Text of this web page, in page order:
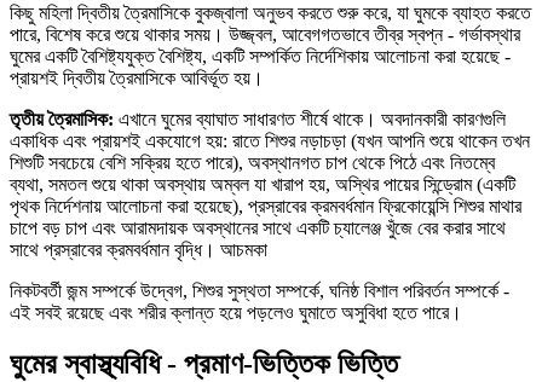
কিছু মহিলা দ্বিতীয় ত্রৈমাসিকে বুকজ্বালা অনুভব করতে শুরু করে, যা ঘুমকে ব্যাহত করতে
পারে, বিশেষ করে শুয়ে থাকার সময়। উজ্জ্বল, আবেগগতভাবে তীব্র স্বপ্ন - গর্ভাবস্থার
ঘুমের একটি বৈশিষ্ট্যযুক্ত বৈশিষ্ট্য, একটি সম্পর্কিত নির্দেশিকায় আলোচনা করা হয়েছে -
প্রায়শই দ্বিতীয় ত্রৈমাসিকে আবির্ভূত হয়।
তৃতীয় ত্রৈমাসিক: এখানে ঘুমের ব্যাঘাত সাধারণত শীর্ষে থাকে। অবদানকারী কারণগুলি
একাধিক এবং প্রায়শই একযোগে হয়: রাতে শিশুর নড়াচড়া (যখন আপনি শুয়ে থাকেন তখন
শিশুটি সবচেয়ে বেশি সক্রিয় হতে পারে), অবস্থানগত চাপ থেকে পিঠে এবং নিতম্বে
ব্যথা, সমতল শুয়ে থাকা অবস্থায় অম্বল যা খারাপ হয়, অস্থির পায়ের সিন্ড্রোম (একটি
পৃথক নির্দেশনায় আলোচনা করা হয়েছে), প্রস্রাবের ক্রমবর্ধমান ফ্রিকোয়েন্সি শিশুর মাথার
চাপে বড় চাপ এবং আরামদায়ক অবস্থানের সাথে একটি চ্যালেঞ্জ খুঁজে বের করার সাথে
সাথে প্রস্রাবের ক্রমবর্ধমান বৃদ্ধি। আচমকা
নিকটবর্তী জন্ম সম্পর্কে উদ্বেগ, শিশুর সুস্থতা সম্পর্কে, ঘনিষ্ঠ বিশাল পরিবর্তন সম্পর্কে -
এই সবই রয়েছে এবং শরীর ক্লান্ত হয়ে পড়লেও ঘুমাতে অসুবিধা হতে পারে।
ঘুমের স্বাস্থ্যবিধি - প্রমাণ-ভিত্তিক ভিত্তি